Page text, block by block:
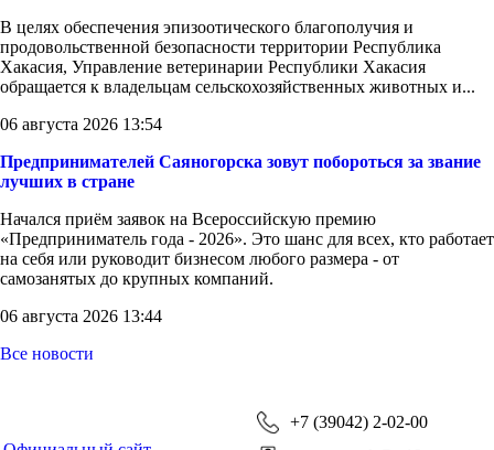
В целях обеспечения эпизоотического благополучия и
продовольственной безопасности территории Республика
Хакасия, Управление ветеринарии Республики Хакасия
обращается к владельцам сельскохозяйственных животных и...
06 августа 2026 13:54
Предпринимателей Саяногорска зовут побороться за звание
лучших в стране
Начался приём заявок на Всероссийскую премию
«Предприниматель года - 2026». Это шанс для всех, кто работает
на себя или руководит бизнесом любого размера - от
самозанятых до крупных компаний.
06 августа 2026 13:44
Все новости
+7 (39042) 2-02-00